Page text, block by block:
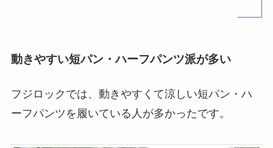
動きやすい短パン・ハーフパンツ派が多い
フジロックでは、動きやすくて涼しい短パン・ハ
ーフパンツを履いている人が多かったです。